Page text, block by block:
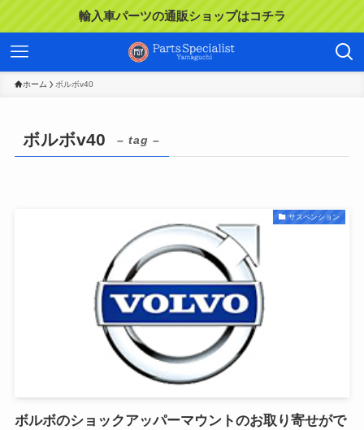
輸入車パーツの通販ショップはコチラ
ホーム ボルボv40
ボルボv40 – tag –
サスペンション
ボルボのショックアッパーマウントのお取り寄せがで